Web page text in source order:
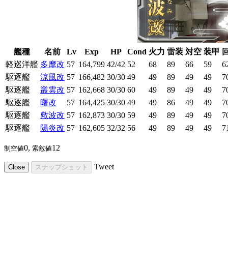
艦種 名前 Lv Exp HP Cond 火力 雷装 対空 装甲
軽巡洋艦 多摩改 57 164,799 42/42 52 68 89 66 59
駆逐艦
涼風改 57 166,482 30/30 49 49 89 49 49
駆逐艦
叢雲改 57 162,668 30/30 60 49 89 49 49
駆逐艦
曙改 57 164,425 30/30 49 49 86 49 49
駆逐艦
敷波改 57 162,873 30/30 59 49 89 49 49
駆逐艦
陽炎改 57 162,605 32/32 56 49 89 49 49
制空値0, 索敵値12
Close スナップショット Tweet